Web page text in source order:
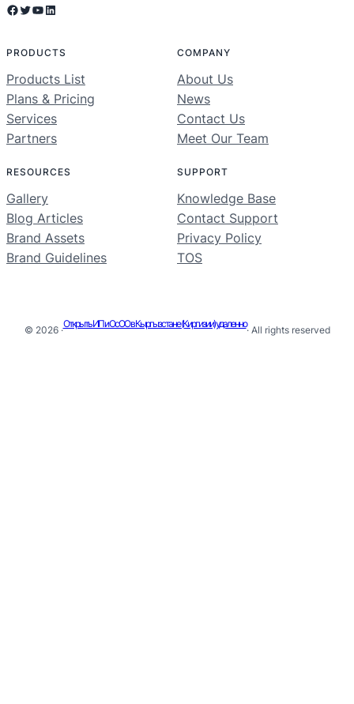
Facebook Twitter YouTube LinkedIn
PRODUCTS
Products List
Plans & Pricing
Services
Partners
COMPANY
About Us
News
Contact Us
Meet Our Team
RESOURCES
Gallery
Blog Articles
Brand Assets
Brand Guidelines
SUPPORT
Knowledge Base
Contact Support
Privacy Policy
TOS
© 2026 ·
Открыть ИП и ОсОО в Кыргызстане (Киргизии) удаленно
· All rights reserved